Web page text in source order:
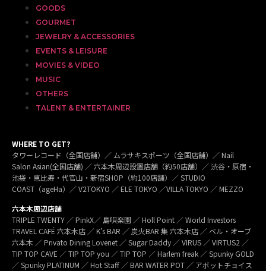
GOODS
GOURMET
JEWELRY & ACCESSORIES
EVENTS & LEISURE
MOVIES & VIDEO
MUSIC
OTHERS
TALENT & ENTERTAINER
WHERE TO GET?
タワーレコード（全国店舗）／ ムラサキスポーツ（全国店舗）／ Nail
Salon Asian(全国店舗) ／ 六本木周辺設置店舗（約50店舗）／ 渋谷・原宿・
池袋・恵比寿・代官山・新宿SHOP（約100店舗）／ STUDIO
COAST（ageHa）／ V2TOKYO ／ ELE TOKYO ／VILLA TOKYO ／ MEZZO
六本木周辺店舗
TRIPLE TWENTY ／ PinkX／ 島唄楽園 ／ Holl Point ／ World Investors
TRAVEL CAFÉ 六本木店 ／ K’s BAR ／ 炭火BAR 集 六本木店 ／ ベル・オーブ
六本木 ／ Privato Dining Lovenet ／ Sugar Daddy ／ VIRUS ／ VIRTUS2 ／
TIP TOP CAVE ／ TIP TOP you ／ TIP TOP ／ Harlem freak ／ Spunky GOLD
／ Spunky PLATINUM ／ Hot Staff ／ BAR WATER POT ／ アボットチョイス